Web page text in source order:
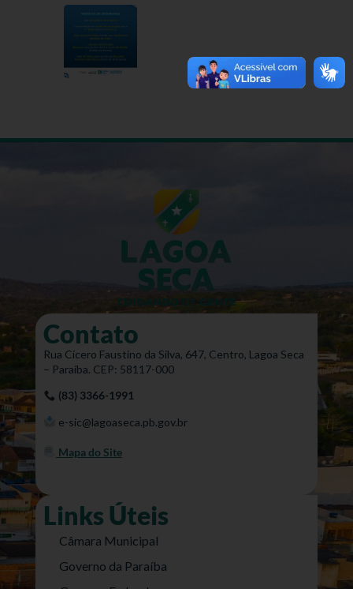
Contato
Rua Cícero Faustino da Silva, 647, Centro, Lagoa Seca
– Paraíba. CEP: 58117-000
(83) 3366-1991
e-sic@lagoaseca.pb.gov.br
Mapa do Site
Links Úteis
Câmara Municipal
Governo da Paraíba